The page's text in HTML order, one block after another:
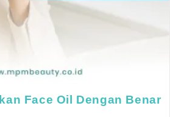
Face Oil Dengan Benar